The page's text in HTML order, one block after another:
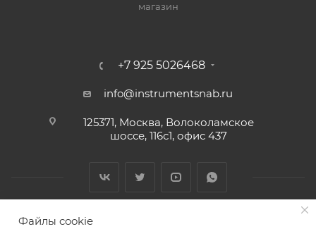
магазин
+7 925 5026468
info@instrumentsnab.ru
125371, Москва, Волоколамское
шоссе, 116с1, офис 437
Файлы cookie